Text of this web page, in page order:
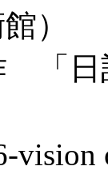
）
日